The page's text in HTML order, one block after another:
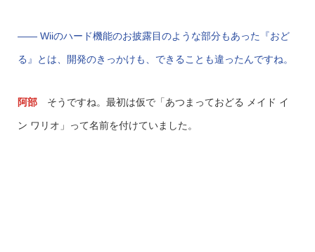
—— Wiiのハード機能のお披露目のような部分もあった『おど
る』とは、開発のきっかけも、できることも違ったんですね。
阿部そうですね。最初は仮で「あつまっておどる メイド イ
ン ワリオ」って名前を付けていました。